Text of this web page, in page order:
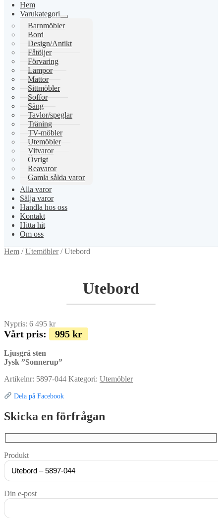
Hem
Varukategori
Expandera
undermeny
Barnmöbler
Bord
Design/Antikt
Fåtöljer
Förvaring
Lampor
Mattor
Sittmöbler
Soffor
Säng
Tavlor/speglar
Träning
TV-möbler
Utemöbler
Vitvaror
Övrigt
Reavaror
Gamla sålda varor
Alla varor
Sälja varor
Handla hos oss
Kontakt
Hitta hit
Om oss
Hem /Utemöbler/Utebord
Utebord
Nypris: 6 495 kr
Vårt pris: 995 kr
Ljusgrå sten
Jysk ”Sonnerup”
Artikelnr: 5897-044 Kategori: Utemöbler
Dela på Facebook
Skicka en förfrågan
Produkt
Din e-post